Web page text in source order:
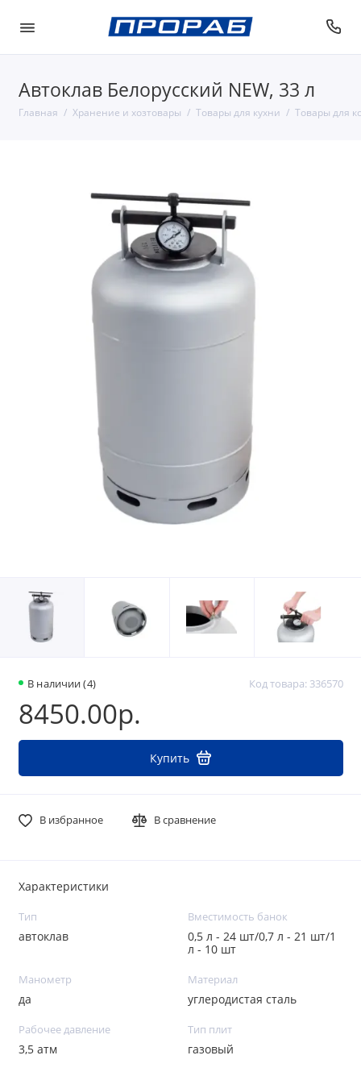
Автоклав Белорусский NEW, 33 л
Главная Хранение и хозтовары Товары для кухни Товары для
В наличии (4) Код товара: 336570
8450.00р.
Купить
В избранное В сравнение
Характеристики
Тип
автоклав
Вместимость банок
0,5 л - 24 шт/0,7 л - 21 шт/1
л - 10 шт
Манометр
да
Материал
углеродистая сталь
Рабочее давление
3,5 атм
Тип плит
газовый